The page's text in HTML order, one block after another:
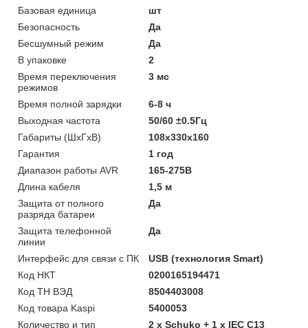
Базовая единица
шт
Безопасность
Да
Бесшумный режим
Да
В упаковке
2
Время переключения
режимов
3 мс
Время полной зарядки
6-8 ч
Выходная частота
50/60 ±0.5Гц
Габариты (ШхГхВ)
108x330x160
Гарантия
1 год
Диапазон работы AVR
165-275В
Длина кабеля
1,5 м
Защита от полного
разряда батареи
Да
Защита телефонной
линии
Да
Интерфейс для связи с ПК
USB (технология Smart)
Код НКТ
0200165194471
Код ТН ВЭД
8504403008
Код товара Kaspi
5400053
Количество и тип
2 х Schuko + 1 х IEC C13